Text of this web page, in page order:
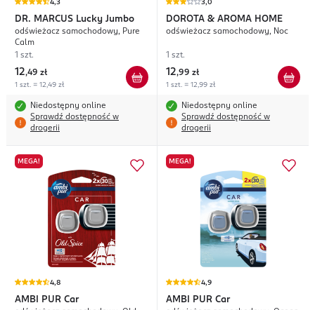
4,3
DR. MARCUS Lucky Jumbo
odświeżacz samochodowy, Pure
Calm
1 szt.
12,49 zł
1 szt. = 12,49 zł
Niedostępny online
Sprawdź dostępność w
drogerii
3,0
DOROTA & AROMA HOME
odświeżacz samochodowy, Noc
1 szt.
12,99 zł
1 szt. = 12,99 zł
Niedostępny online
Sprawdź dostępność w
drogerii
MEGA!
4,8
AMBI PUR Car
MEGA!
4,9
AMBI PUR Car